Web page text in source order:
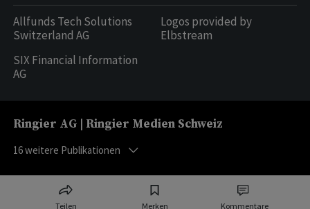
Teilen Merken Kommentare
Allfunds Tech Solutions
Switzerland AG
SIX Financial Information
AG
Logos provided by
Elbstream
Ringier AG | Ringier Medien Schweiz
16weitere Publikationen